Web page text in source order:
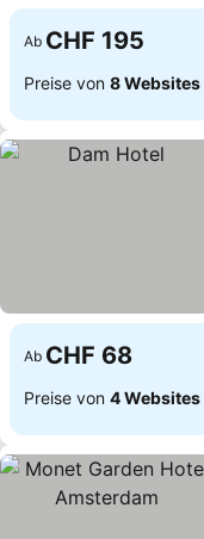
Ab CHF 195
Preise von 8 Websites
Ab CHF 68
Preise von 4 Websites